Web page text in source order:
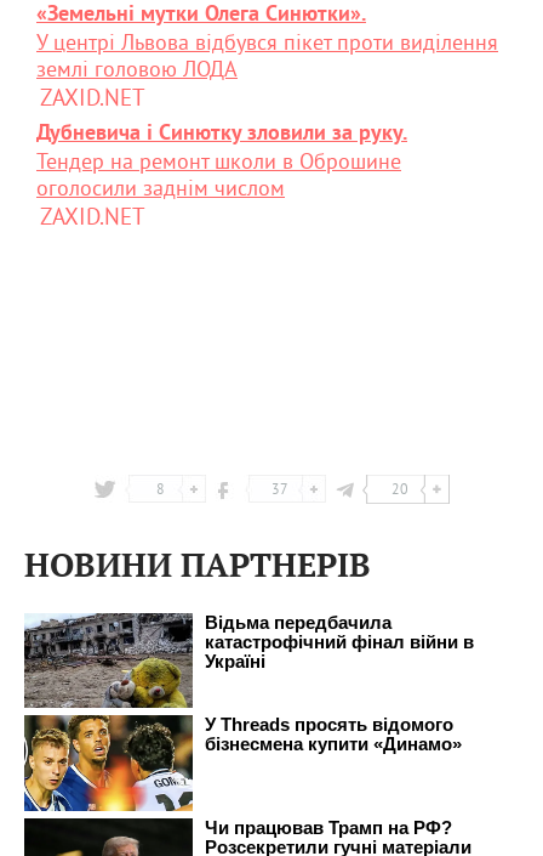
«Земельні мутки Олега Синютки».
У центрі Львова відбувся пікет проти виділення
землі головою ЛОДА
ZAXID.NET
Дубневича і Синютку зловили за руку.
Тендер на ремонт школи в Оброшине
оголосили заднім числом
ZAXID.NET
8 37 20
НОВИНИ ПАРТНЕРІВ